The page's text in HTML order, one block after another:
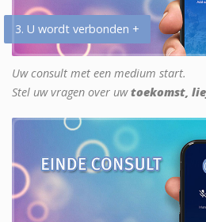
3. U wordt verbonden +
Uw consult met een medium start.
Stel uw vragen over uwtoekomst,